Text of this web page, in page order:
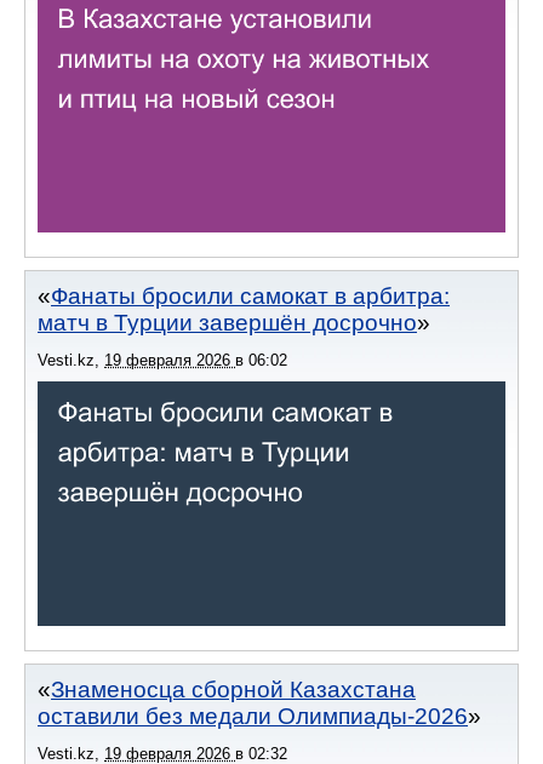
Фанаты бросили самокат в арбитра:
матч в Турции завершён досрочно
Vesti.kz, 19 февраля 2026 в 06:02
Знаменосца сборной Казахстана
оставили без медали Олимпиады-2026
Vesti.kz 19 февраля 2026 в 02:32